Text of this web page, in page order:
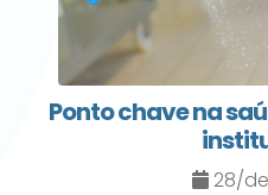
Ponto chave na
28/